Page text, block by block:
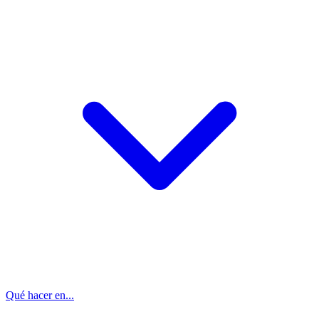
Qué hacer en...